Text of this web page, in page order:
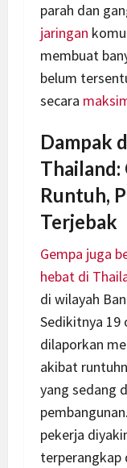
parah dan
jaringan
membuat
belum
secara
Dampak
Thailand:
Runtuh,
Terjebak
Gempa juga
hebat di
di wilayah
Sedikitnya 19
dilaporkan
akibat
yang sedang
pekerja
terperangkap